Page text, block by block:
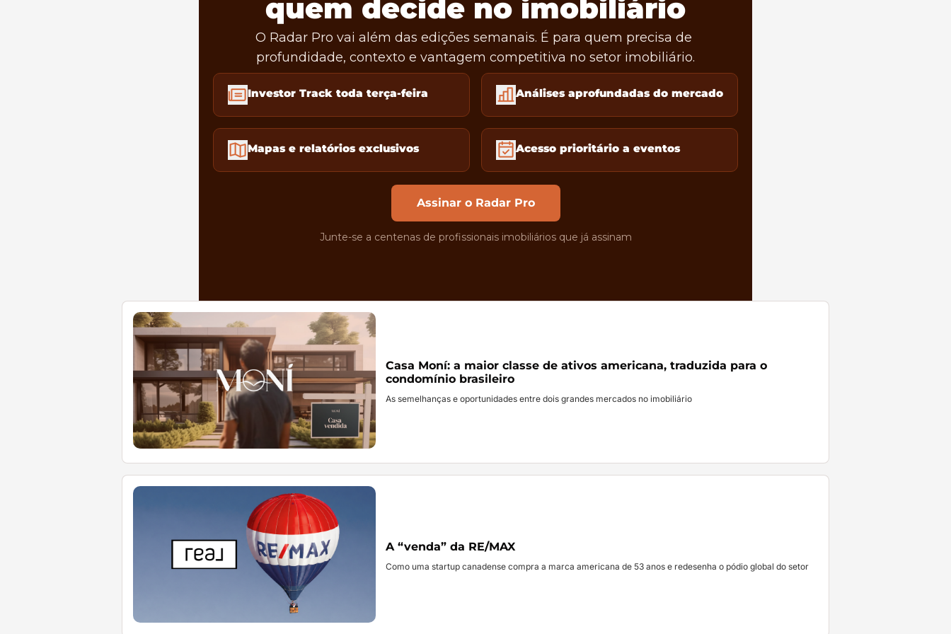
quem decide no imobiliário
O Radar Pro vai além das edições semanais. É para quem precisa de
profundidade, contexto e vantagem competitiva no setor imobiliário.
Investor Track toda terça-feira Análises aprofundadas do mercado
Mapas e relatórios exclusivos Acesso prioritário a eventos
Assinar o Radar Pro
Junte-se a centenas de profissionais imobiliários que já assinam
Casa Moní: a maior classe de ativos americana, traduzida para o
condomínio brasileiro
As semelhanças e oportunidades entre dois grandes mercados no imobiliário
A “venda” da RE/MAX
Como uma startup canadense compra a marca americana de 53 anos e redesenha o pódio global do setor